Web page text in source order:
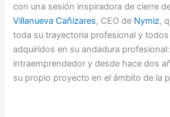
con una sesión inspiradora de cierre
Villanueva Cañizares, CEO de Nymiz,
toda su trayectoria profesional y
adquiridos en su andadura
intraemprendedor y desde hace dos
su propio proyecto en el ámbito de la